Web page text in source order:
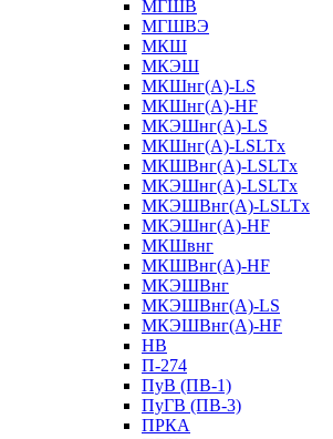
МГШВ
МГШВЭ
МКШ
МКЭШ
МКШнг(А)-LS
МКШнг(А)-HF
МКЭШнг(А)-LS
МКШнг(А)-LSLTx
МКШВнг(A)-LSLTx
МКЭШнг(А)-LSLTx
МКЭШВнг(A)-LSLTx
МКЭШнг(А)-HF
МКШвнг
МКШВнг(А)-HF
МКЭШВнг
МКЭШВнг(А)-LS
МКЭШВнг(А)-HF
НВ
П-274
ПуВ (ПВ-1)
ПуГВ (ПВ-3)
ПРКА